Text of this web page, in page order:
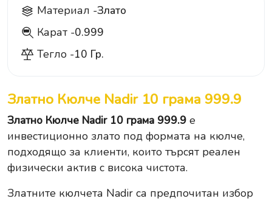
Материал -Злато
999 Карат -0.999
Тегло -10 Гр.
Златно Кюлче Nadir 10 грама 999.9
Златно Кюлче Nadir 10 грама 999.9 е
инвестиционно злато под формата на кюлче,
подходящо за клиенти, които търсят реален
физически актив с висока чистота.
Златните кюлчета Nadir са предпочитан избор